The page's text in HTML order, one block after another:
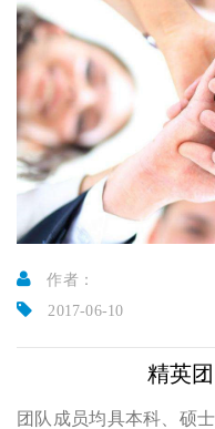
作者：
2017-06-10
精英
团队成员均具本科、硕